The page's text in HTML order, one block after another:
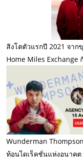
สิงโตตัวแรกปี 2021 จาก
Home Miles Exchange
Wunderman
ท้อนไดเร็คชั่นแห่งอนาคต